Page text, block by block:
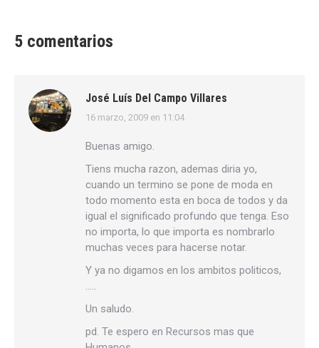
5 comentarios
José Luís Del Campo Villares
dice:
16 marzo, 2009 en 11:04
Buenas amigo.
Tiens mucha razon, ademas diria yo,
cuando un termino se pone de moda en
todo momento esta en boca de todos y da
igual el significado profundo que tenga. Eso
no importa, lo que importa es nombrarlo
muchas veces para hacerse notar.
Y ya no digamos en los ambitos politicos,
…..
Un saludo.
pd. Te espero en Recursos mas que